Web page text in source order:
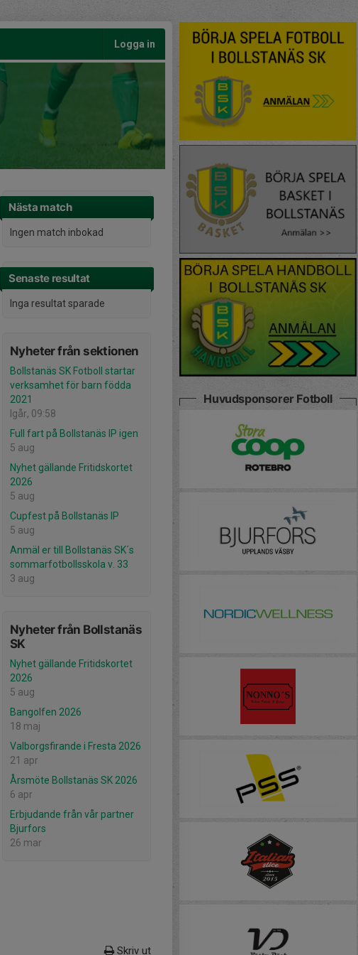
Logga in
Nästa match
Ingen match inbokad
Senaste resultat
Inga resultat sparade
Nyheter från sektionen
Bollstanäs SK Fotboll startar
verksamhet för barn födda
2021
Igår, 09:58
Full fart på Bollstanäs IP igen
5 aug
Nyhet gällande Fritidskortet
2026
5 aug
Cupfest på Bollstanäs IP
5 aug
Anmäl er till Bollstanäs SK´s
sommarfotbollsskola v. 33
3 aug
Nyheter från Bollstanäs
SK
Nyhet gällande Fritidskortet
2026
5 aug
Bangolfen 2026
18 maj
Valborgsfirande i Fresta 2026
21 apr
Årsmöte Bollstanäs SK 2026
6 apr
Erbjudande från vår partner
Bjurfors
26 mar
Skriv ut
Huvudsponsorer Fotboll